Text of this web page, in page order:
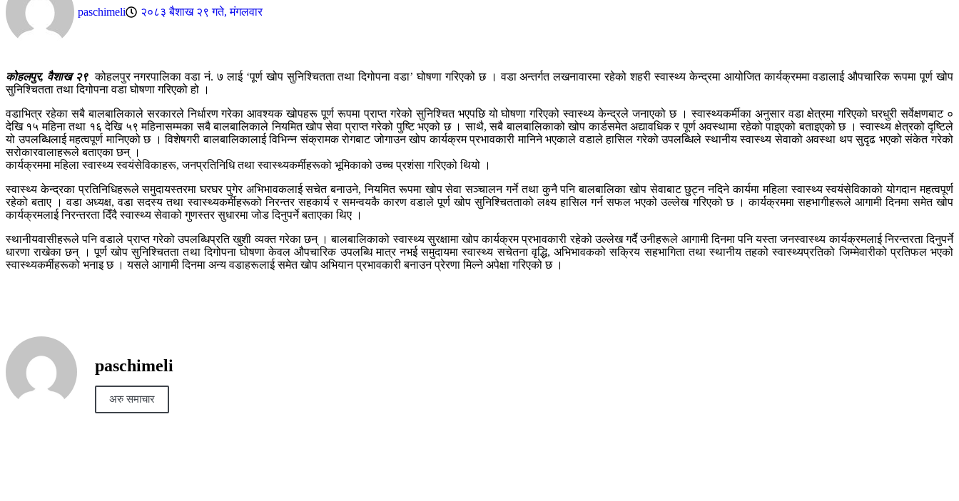
paschimeli २०८३ बैशाख २९ गते, मंगलवार
कोहलपुर, वैशाख २९कोहलपुर नगरपालिका वडा नं. ७ लाई ‘पूर्ण खोप सुनिश्चितता तथा दिगोपना वडा’ घोषणा गरिएको छ । वडा अन्तर्गत लखनावारमा रहेको शहरी स्वास्थ्य केन्द्रमा आयोजित कार्यक्रममा वडालाई औपचारिक रूपमा पूर्ण खोप
सुनिश्चितता तथा दिगोपना वडा घोषणा गरिएको हो ।
वडाभित्र रहेका सबै बालबालिकाले सरकारले निर्धारण गरेका आवश्यक खोपहरू पूर्ण रूपमा प्राप्त गरेको सुनिश्चित भएपछि यो घोषणा गरिएको स्वास्थ्य केन्द्रले जनाएको छ । स्वास्थ्यकर्मीका अनुसार वडा क्षेत्रमा गरिएको घरधुरी सर्वेक्षणबाट ०
देखि १५ महिना तथा १६ देखि ५९ महिनासम्मका सबै बालबालिकाले नियमित खोप सेवा प्राप्त गरेको पुष्टि भएको छ । साथै, सबै बालबालिकाको खोप कार्डसमेत अद्यावधिक र पूर्ण अवस्थामा रहेको पाइएको बताइएको छ । स्वास्थ्य क्षेत्रको दृष्टिले
यो उपलब्धिलाई महत्वपूर्ण मानिएको छ । विशेषगरी बालबालिकालाई विभिन्न संक्रामक रोगबाट जोगाउन खोप कार्यक्रम प्रभावकारी मानिने भएकाले वडाले हासिल गरेको उपलब्धिले स्थानीय स्वास्थ्य सेवाको अवस्था थप सुदृढ भएको संकेत गरेको
सरोकारवालाहरूले बताएका छन् ।
कार्यक्रममा महिला स्वास्थ्य स्वयंसेविकाहरू, जनप्रतिनिधि तथा स्वास्थ्यकर्मीहरूको भूमिकाको उच्च प्रशंसा गरिएको थियो ।
स्वास्थ्य केन्द्रका प्रतिनिधिहरूले समुदायस्तरमा घरघर पुगेर अभिभावकलाई सचेत बनाउने, नियमित रूपमा खोप सेवा सञ्चालन गर्ने तथा कुनै पनि बालबालिका खोप सेवाबाट छुट्न नदिने कार्यमा महिला स्वास्थ्य स्वयंसेविकाको योगदान महत्वपूर्ण
रहेको बताए । वडा अध्यक्ष, वडा सदस्य तथा स्वास्थ्यकर्मीहरूको निरन्तर सहकार्य र समन्वयकै कारण वडाले पूर्ण खोप सुनिश्चितताको लक्ष्य हासिल गर्न सफल भएको उल्लेख गरिएको छ । कार्यक्रममा सहभागीहरूले आगामी दिनमा समेत खोप
कार्यक्रमलाई निरन्तरता दिँदै स्वास्थ्य सेवाको गुणस्तर सुधारमा जोड दिनुपर्ने बताएका थिए ।
स्थानीयवासीहरूले पनि वडाले प्राप्त गरेको उपलब्धिप्रति खुशी व्यक्त गरेका छन् । बालबालिकाको स्वास्थ्य सुरक्षामा खोप कार्यक्रम प्रभावकारी रहेको उल्लेख गर्दै उनीहरूले आगामी दिनमा पनि यस्ता जनस्वास्थ्य कार्यक्रमलाई निरन्तरता दिनुपर्ने
धारणा राखेका छन् । पूर्ण खोप सुनिश्चितता तथा दिगोपना घोषणा केवल औपचारिक उपलब्धि मात्र नभई समुदायमा स्वास्थ्य सचेतना वृद्धि, अभिभावकको सक्रिय सहभागिता तथा स्थानीय तहको स्वास्थ्यप्रतिको जिम्मेवारीको प्रतिफल भएको
स्वास्थ्यकर्मीहरूको भनाइ छ । यसले आगामी दिनमा अन्य वडाहरूलाई समेत खोप अभियान प्रभावकारी बनाउन प्रेरणा मिल्ने अपेक्षा गरिएको छ ।
paschimeli
अरु समाचार